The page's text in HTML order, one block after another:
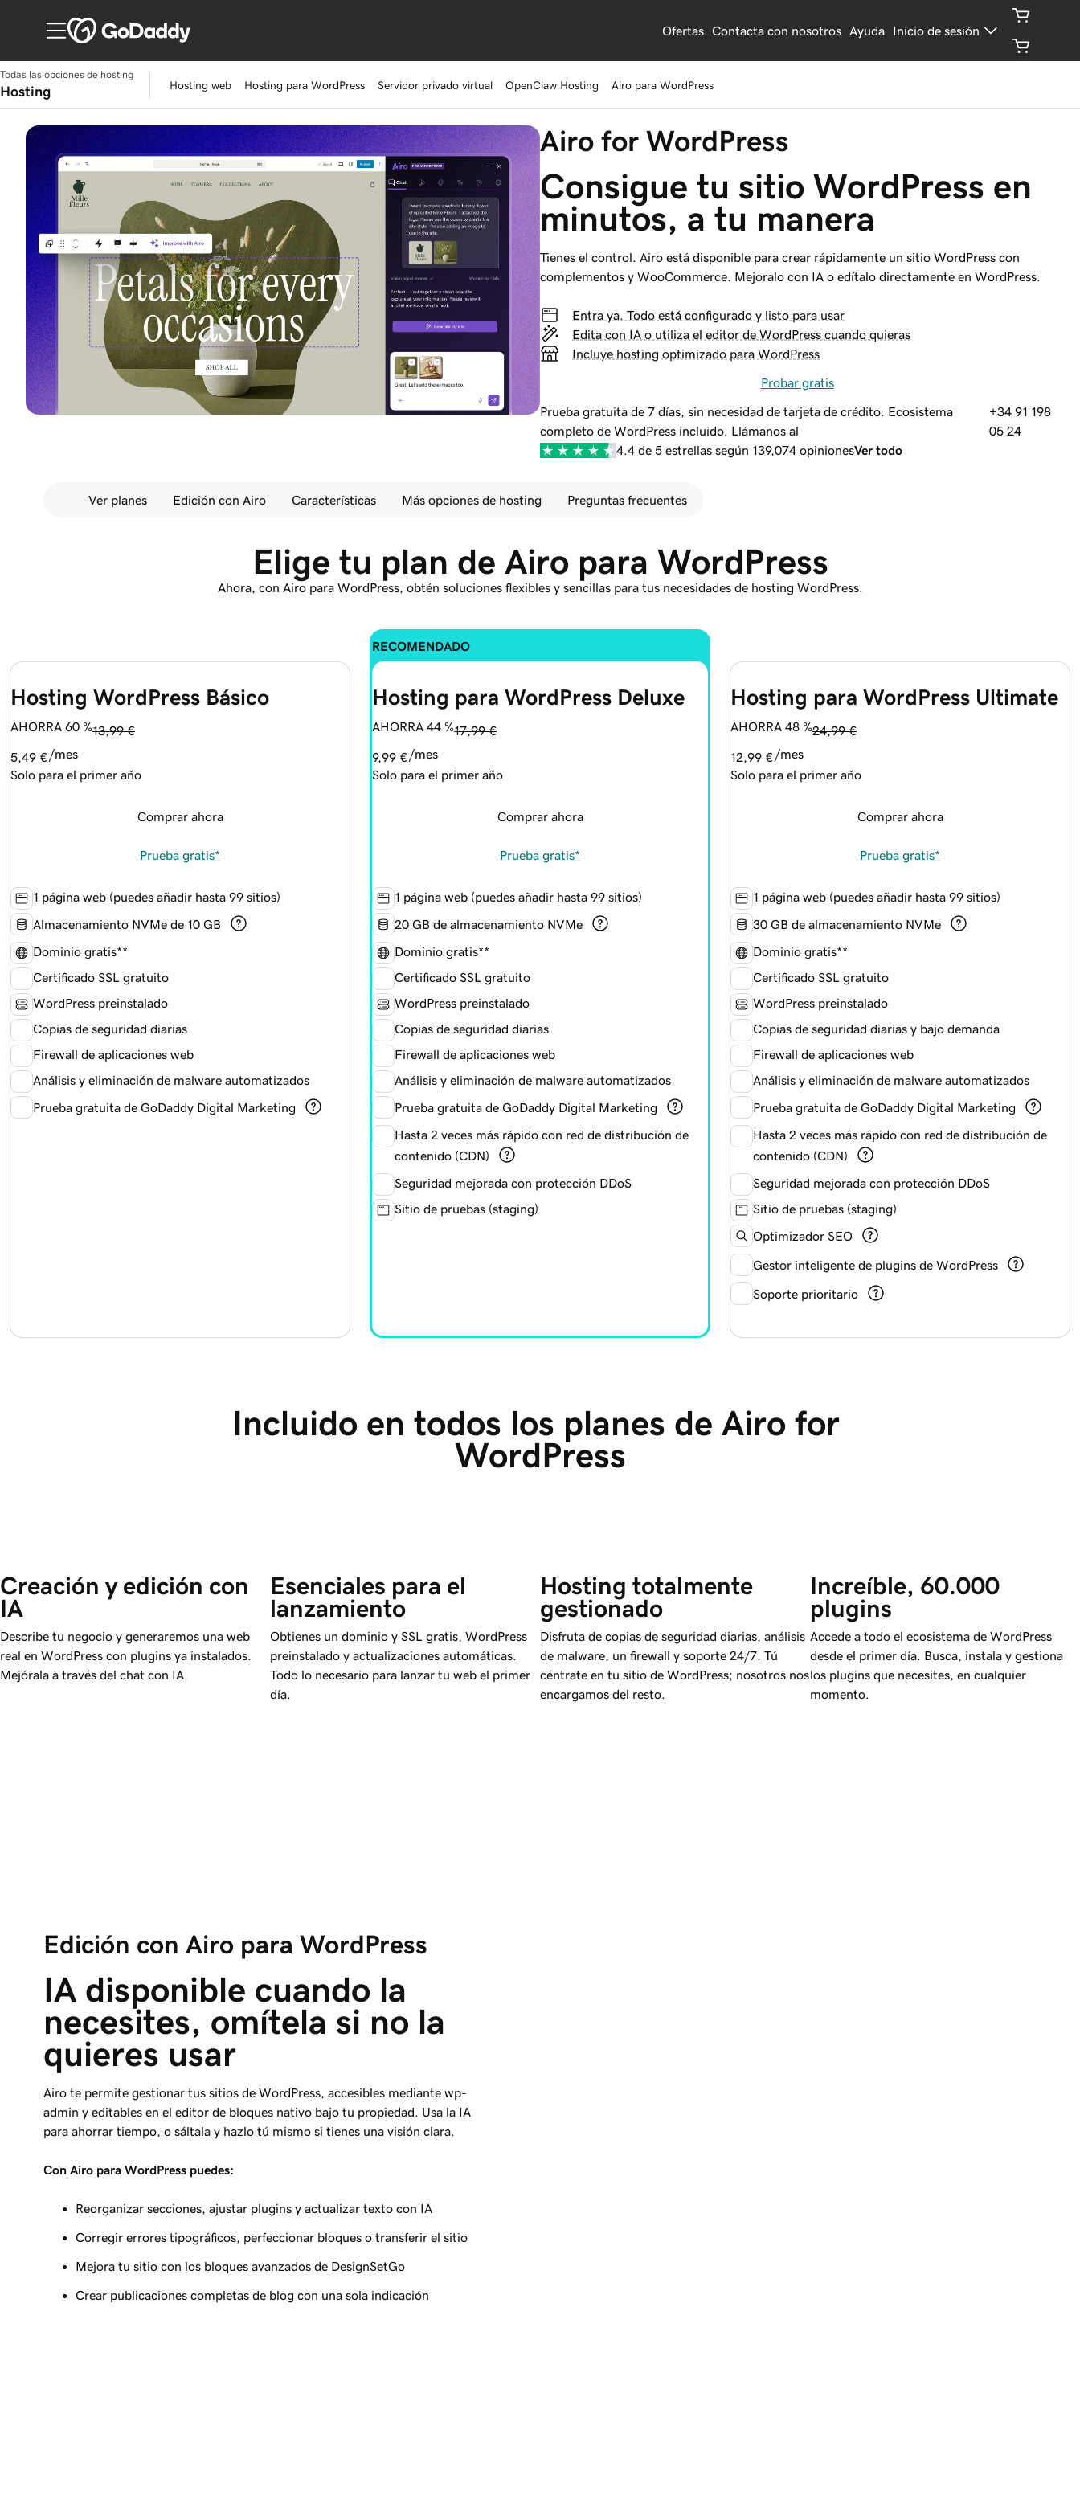
Ofertas Contacta con nosotros Ayuda Inicio de sesión
Todas las opciones de hosting
Hosting Hosting web Hosting para WordPress Servidor privado virtual OpenClaw Hosting Airo para WordPress
Airo for WordPress
Consigue tu sitio WordPress en
minutos, a tu manera
Tienes el control. Airo está disponible para crear rápidamente un sitio WordPress con
complementos y WooCommerce. Mejoralo con IA o edítalo directamente en WordPress.
Entra ya. Todo está configurado y listo para usar
Edita con IA o utiliza el editor de WordPress cuando quieras
Incluye hosting optimizado para WordPress
Probar gratis
Prueba gratuita de 7 días, sin necesidad de tarjeta de crédito. Ecosistema
completo de WordPress incluido. Llámanos al
+34 91 198
05 24
4.4 de 5 estrellas según 139,074 opinionesVer todo
Ver planes Edición con Airo Características Más opciones de hosting Preguntas frecuentes
Elige tu plan de Airo para WordPress
Ahora, con Airo para WordPress, obtén soluciones flexibles y sencillas para tus necesidades de hosting WordPress.
Hosting WordPress Básico
AHORRA 60 %13,99 €
5,49 €/mes
Solo para el primer año
Comprar ahora
Prueba gratis*
1 página web (puedes añadir hasta 99 sitios)
Almacenamiento NVMe de 10 GB
Dominio gratis**
Certificado SSL gratuito
WordPress preinstalado
Copias de seguridad diarias
Firewall de aplicaciones web
Análisis y eliminación de malware automatizados
Prueba gratuita de GoDaddy Digital Marketing
RECOMENDADO
Hosting para WordPress Deluxe
AHORRA 44 %17,99 €
9,99 €/mes
Solo para el primer año
Comprar ahora
Prueba gratis*
1 página web (puedes añadir hasta 99 sitios)
20 GB de almacenamiento NVMe
Dominio gratis**
Certificado SSL gratuito
WordPress preinstalado
Copias de seguridad diarias
Firewall de aplicaciones web
Análisis y eliminación de malware automatizados
Prueba gratuita de GoDaddy Digital Marketing
Hasta 2 veces más rápido con red de distribución de
contenido (CDN)
Seguridad mejorada con protección DDoS
Sitio de pruebas (staging)
Hosting para WordPress Ultimate
AHORRA 48 %24,99 €
12,99 €/mes
Solo para el primer año
Comprar ahora
Prueba gratis*
1 página web (puedes añadir hasta 99 sitios)
30 GB de almacenamiento NVMe
Dominio gratis**
Certificado SSL gratuito
WordPress preinstalado
Copias de seguridad diarias y bajo demanda
Firewall de aplicaciones web
Análisis y eliminación de malware automatizados
Prueba gratuita de GoDaddy Digital Marketing
Hasta 2 veces más rápido con red de distribución de
contenido (CDN)
Seguridad mejorada con protección DDoS
Sitio de pruebas (staging)
Optimizador SEO
Gestor inteligente de plugins de WordPress
Soporte prioritario
Incluido en todos los planes de Airo for
WordPress
Creación y edición con
IA
Describe tu negocio y generaremos una web
real en WordPress con plugins ya instalados.
Mejórala a través del chat con IA.
Esenciales para el
lanzamiento
Obtienes un dominio y SSL gratis, WordPress
preinstalado y actualizaciones automáticas.
Todo lo necesario para lanzar tu web el primer
día.
Hosting totalmente
gestionado
Disfruta de copias de seguridad diarias, análisis
de malware, un firewall y soporte 24/7. Tú
céntrate en tu sitio de WordPress; nosotros nos
encargamos del resto.
Increíble, 60.000
plugins
Accede a todo el ecosistema de WordPress
desde el primer día. Busca, instala y gestiona
los plugins que necesites, en cualquier
momento.
Edición con Airo para WordPress
IA disponible cuando la
necesites, omítela si no la
quieres usar
Airo te permite gestionar tus sitios de WordPress, accesibles mediante wp-
admin y editables en el editor de bloques nativo bajo tu propiedad. Usa la IA
para ahorrar tiempo, o sáltala y hazlo tú mismo si tienes una visión clara.
Con Airo para WordPress puedes:
Reorganizar secciones, ajustar plugins y actualizar texto con IA
Corregir errores tipográficos, perfeccionar bloques o transferir el sitio
Mejora tu sitio con los bloques avanzados de DesignSetGo
Crear publicaciones completas de blog con una sola indicación